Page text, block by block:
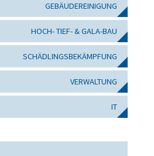
GEBÄUDEREINIGUNG
HOCH- TIEF- & GALA-BAU
SCHÄDLINGSBEKÄMPFUNG
VERWALTUNG
IT